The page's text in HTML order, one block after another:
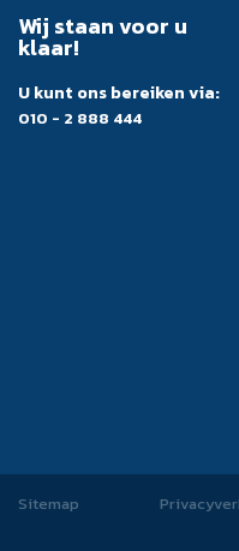
Wij staan voor u
klaar!
U kunt ons bereiken via:
010 - 2 888 444
Sitemap